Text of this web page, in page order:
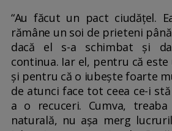
“Au făcut un pact ciudățel.
rămâne un soi de prieteni
dacă el s-a schimbat și
continua. Iar el, pentru că
și pentru că o iubește foarte
de atunci face tot ceea ce-i
a o recuceri. Cumva,
naturală, nu așa merg